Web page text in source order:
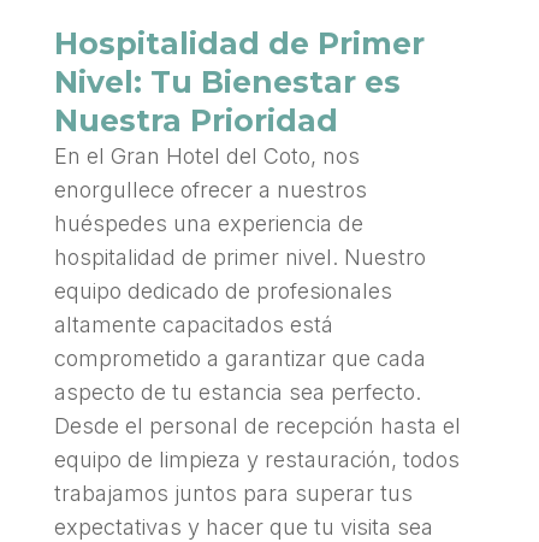
Hospitalidad de Primer
Nivel: Tu Bienestar es
Nuestra Prioridad
En el Gran Hotel del Coto, nos
enorgullece ofrecer a nuestros
huéspedes una experiencia de
hospitalidad de primer nivel. Nuestro
equipo dedicado de profesionales
altamente capacitados está
comprometido a garantizar que cada
aspecto de tu estancia sea perfecto.
Desde el personal de recepción hasta el
equipo de limpieza y restauración, todos
trabajamos juntos para superar tus
expectativas y hacer que tu visita sea